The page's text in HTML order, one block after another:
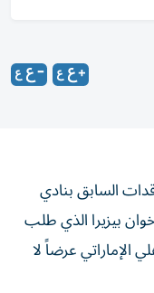
السابق بنادي
بيزيرا الذي طلب
الإماراتي عرضاً لا